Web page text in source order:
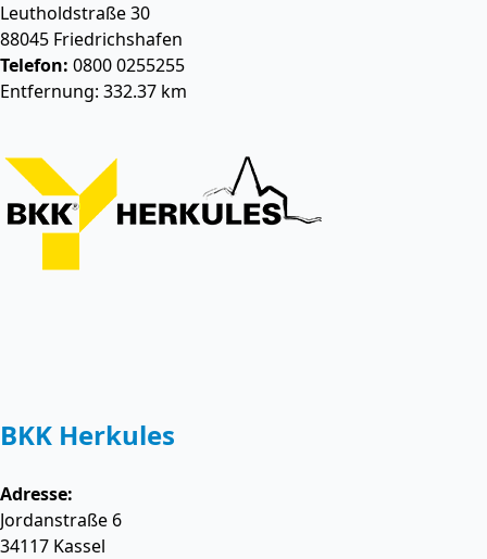
Leutholdstraße 30
88045 Friedrichshafen
Telefon: 0800 0255255
Entfernung: 332.37 km
BKK Herkules
Adresse:
Jordanstraße 6
34117 Kassel